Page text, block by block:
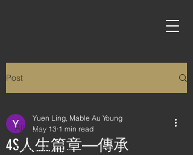
Post
All Posts
Remember Me
4S人生篇章—傳承
Yuen Ling, Mable Au Young
May 13 1 min read